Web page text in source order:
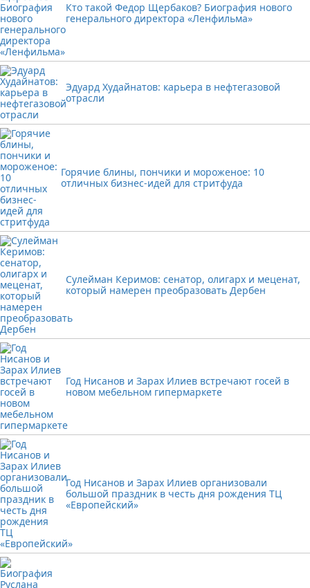
Кто такой Федор Щербаков? Биография нового
генерального директора «Ленфильма»
Эдуард Худайнатов: карьера в нефтегазовой
отрасли
Горячие блины, пончики и мороженое: 10
отличных бизнес-идей для стритфуда
Сулейман Керимов: сенатор, олигарх и меценат,
который намерен преобразовать Дербен
Год Нисанов и Зарах Илиев встречают госей в
новом мебельном гипермаркете
Год Нисанов и Зарах Илиев организовали
большой праздник в честь дня рождения ТЦ
«Европейский»